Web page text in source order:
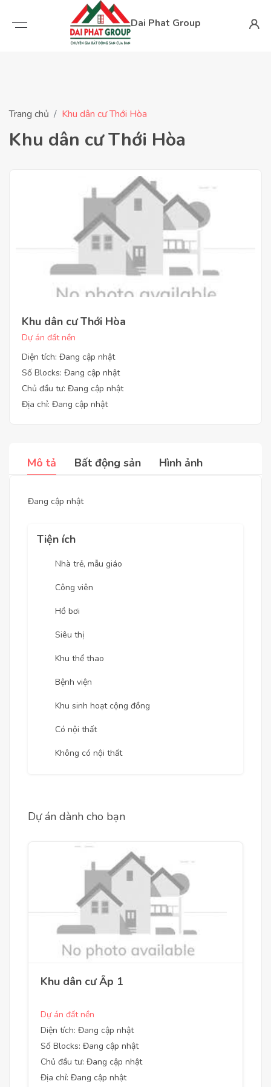
Dai Phat Group
Trang chủ Khu dân cư Thới Hòa
Khu dân cư Thới Hòa
Khu dân cư Thới Hòa
Dự án đất nền
Diện tích: Đang cập nhật
Số Blocks: Đang cập nhật
Chủ đầu tư: Đang cập nhật
Địa chỉ: Đang cập nhật
Mô tả Bất động sản Hình ảnh
Đang cập nhật
Tiện ích
Nhà trẻ, mẫu giáo
Công viên
Hồ bơi
Siêu thị
Khu thể thao
Bệnh viện
Khu sinh hoạt cộng đồng
Có nội thất
Không có nội thất
Dự án dành cho bạn
Khu dân cư Ấp 1
Dự án đất nền
Diện tích: Đang cập nhật
Số Blocks: Đang cập nhật
Chủ đầu tư: Đang cập nhật
Địa chỉ: Đang cập nhật